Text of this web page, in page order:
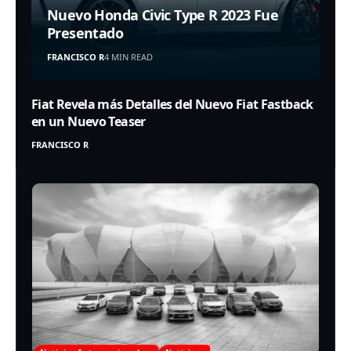
Nuevo Honda Civic Type R 2023 Fue
Presentado
FRANCISCO R4 MIN READ
Fiat Revela más Detalles del Nuevo Fiat Fastback
en un Nuevo Teaser
FRANCISCO R